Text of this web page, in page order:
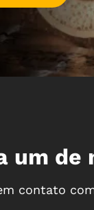
um de
contato